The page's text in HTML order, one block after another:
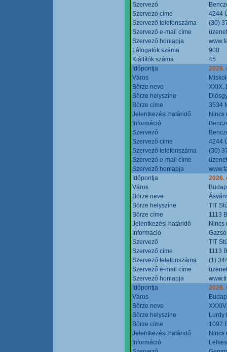
Szervező
Szervező címe
4244
Szervező telefonszáma
(30)
Szervező e-mail címe
Szervező honlapja
Látogatók száma
900
Kiállítók száma
45
Időpontja
2026.
Város
Börze neve
XXIX.
Börze helyszíne
Börze címe
3534
Jelentkezési határidő
Nincs
Információ
Szervező
Szervező címe
4244
Szervező telefonszáma
(30)
Szervező e-mail címe
Szervező honlapja
Időpontja
2026.
Város
Börze neve
Börze helyszíne
TIT
Börze címe
1113
Jelentkezési határidő
Nincs
Információ
Szervező
TIT
Szervező címe
1113
Szervező telefonszáma
(1)
Szervező e-mail címe
Szervező honlapja
Időpontja
2026.
Város
Börze neve
Börze helyszíne
Lurdy
Börze címe
1097
Jelentkezési határidő
Nincs
Információ